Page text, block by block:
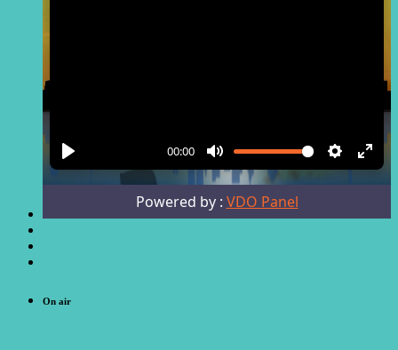
On air